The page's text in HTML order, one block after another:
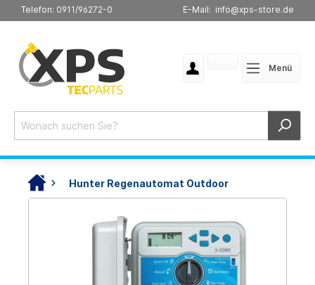
Telefon: 0911/96272-0 E-Mail: info@xps-store.de
Menü
Hunter Regenautomat Outdoor